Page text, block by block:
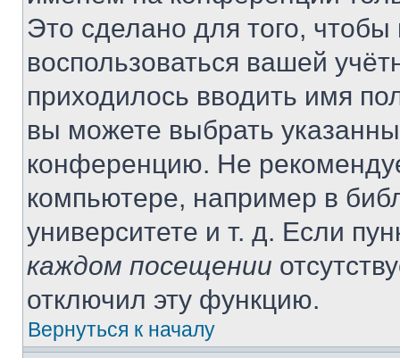
Это сделано для того, чтобы
воспользоваться вашей
приходилось вводить имя
вы можете выбрать
конференцию. Не
компьютере, например в
университете и т. д. Если
каждом посещении
отключил эту функцию.
Вернуться к началу